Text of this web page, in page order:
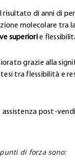
di anni di
molecolare tra
superiorie
grazie alla
tra flessibilità e
assistenza post-
di forza sono: